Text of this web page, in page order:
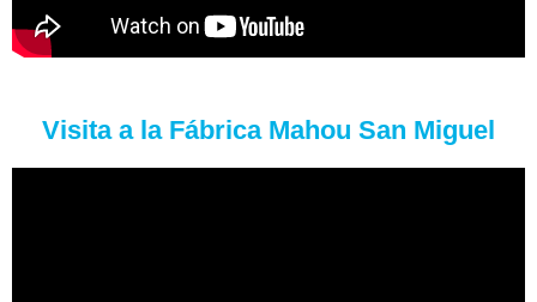
Visita a la Fábrica Mahou San Miguel